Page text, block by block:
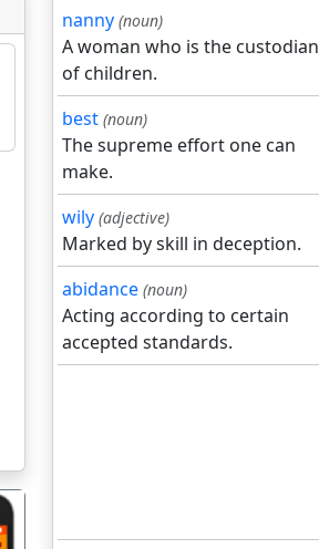
nanny (noun)
A woman who is the custodian
of children.
best (noun)
The supreme effort one can
make.
wily (adjective)
Marked by skill in deception.
abidance (noun)
Acting according to certain
accepted standards.